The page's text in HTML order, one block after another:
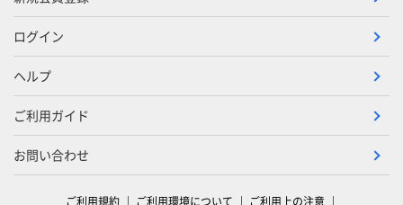
ログイン
ヘルプ
ご利用ガイド
お問い合わせ
ご利用規約 ご利用環境について ご利用上の注意